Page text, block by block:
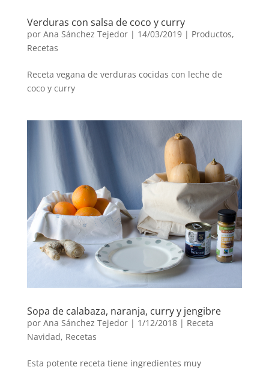
Verduras con salsa de coco y curry
por Ana Sánchez Tejedor| 14/03/2019 | Productos,
Recetas
Receta vegana de verduras cocidas con leche de
coco y curry
Sopa de calabaza, naranja, curry y jengibre
por Ana Sánchez Tejedor| 1/12/2018 | Receta
Navidad, Recetas
Esta potente receta tiene ingredientes muy